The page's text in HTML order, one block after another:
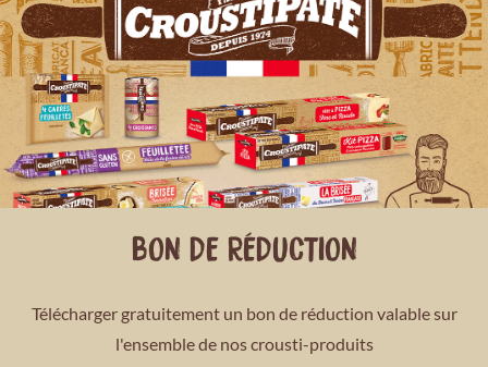
BON DE RÉDUCTION
Télécharger gratuitement un bon de réduction valable sur
l'ensemble de nos crousti-produits